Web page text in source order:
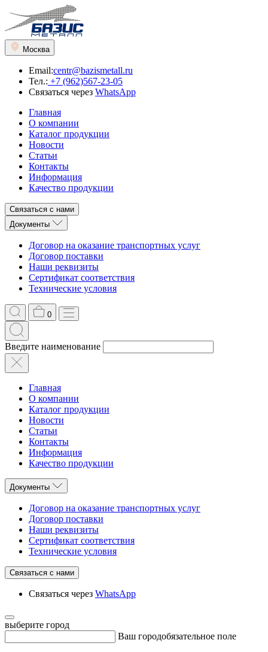
Москва
Email:centr@bazismetall.ru
Тел.: +7 (962)567-23-05
Связаться через WhatsApp
Главная
О компании
Каталог продукции
Новости
Статьи
Контакты
Информация
Качество продукции
Связаться с нами
Документы
Договор на оказание транспортных услуг
Договор поставки
Наши реквизиты
Сертификат соответствия
Технические условия
0
Введите наименование
Главная
О компании
Каталог продукции
Новости
Статьи
Контакты
Информация
Качество продукции
Документы
Договор на оказание транспортных услуг
Договор поставки
Наши реквизиты
Сертификат соответствия
Технические условия
Связаться с нами
Связаться через WhatsApp
выберите город
Ваш городобязательное поле